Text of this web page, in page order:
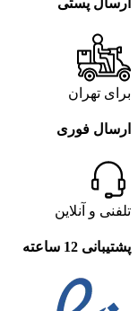
برای تهران
ارسال فوری
تلفنی و آنلاین
پشتیبانی 12 ساعته